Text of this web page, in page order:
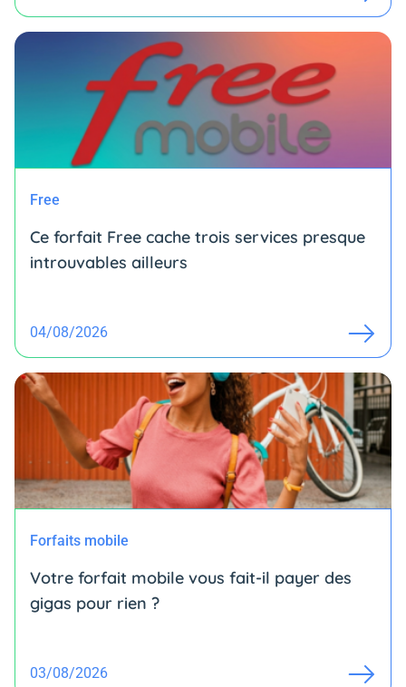
Free
Ce forfait Free cache trois services presque
introuvables ailleurs
04/08/2026
Forfaits mobile
Votre forfait mobile vous fait-il payer des
gigas pour rien ?
03/08/2026